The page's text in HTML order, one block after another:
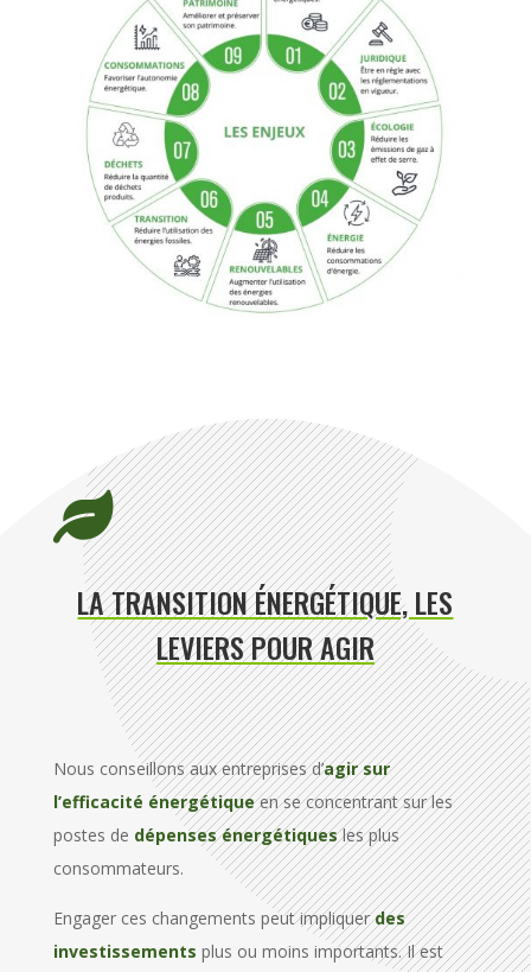

LA TRANSITION ÉNERGÉTIQUE, LES
LEVIERS POUR AGIR
Nous conseillons aux entreprises d’agir sur
l’efficacité énergétiqueen se concentrant sur les
postes de dépenses énergétiquesles plus
consommateurs.
Engager ces changements peut impliquerdes
investissements plus ou moins importants. Il est